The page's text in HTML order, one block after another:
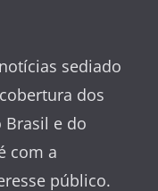
sediado
dos
Brasil e do
com a
público.